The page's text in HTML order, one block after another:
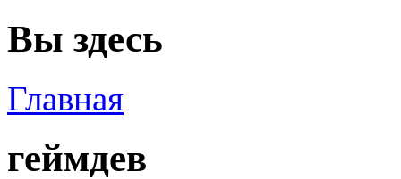
Вы здесь
Главная
геймдев